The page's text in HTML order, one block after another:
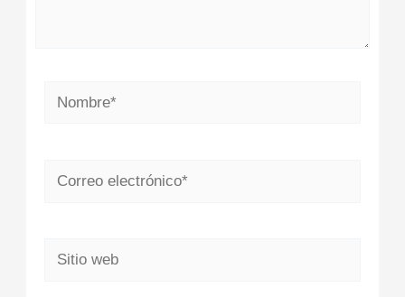
Nombre*
Correo
Sitio